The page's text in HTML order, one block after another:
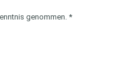
genommen. *